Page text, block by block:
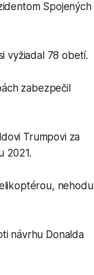
Spojených
vyžiadal 78 obetí.
zabezpečil
Trumpovi za
2021.
nehodu
návrhu Donalda